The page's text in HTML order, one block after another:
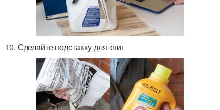
10. Сделайте подставку для книг